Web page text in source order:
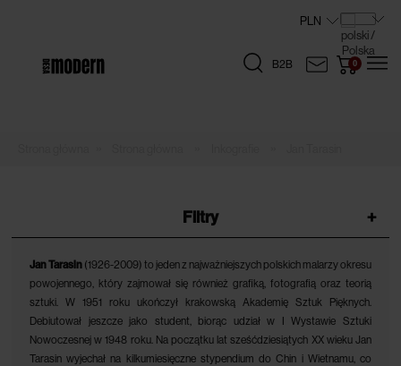
B2B
Filtry +
Jan Tarasin (1926-2009) to jeden z najważniejszych polskich malarzy okresu
powojennego, który zajmował się również grafiką, fotografią oraz teorią
sztuki. W 1951 roku ukończył krakowską Akademię Sztuk Pięknych.
Debiutował jeszcze jako student, biorąc udział w I Wystawie Sztuki
Nowoczesnej w 1948 roku. Na początku lat sześćdziesiątych XX wieku Jan
Tarasin wyjechał na kilkumiesięczne stypendium do Chin i Wietnamu, co